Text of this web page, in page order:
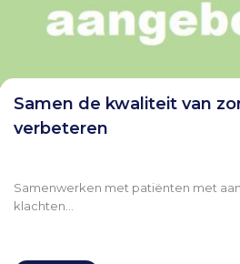
Samen de kwaliteit van
verbeteren
Samenwerken met patiënten met
klachten...